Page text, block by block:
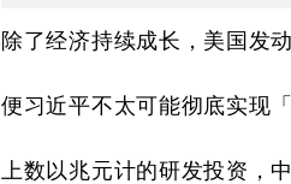
除了经济持续成长，美国发
便习近平不太可能彻底实现
上数以兆元计的研发投资，